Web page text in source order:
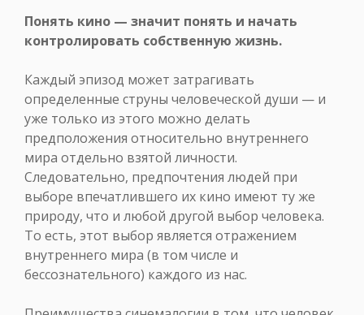
Понять кино — значит понять и начать
контролировать собственную жизнь.
Каждый эпизод может затрагивать
определенные струны человеческой души — и
уже только из этого можно делать
предположения относительно внутреннего
мира отдельно взятой личности.
Следовательно, предпочтения людей при
выборе впечатлившего их кино имеют ту же
природу, что и любой другой выбор человека.
То есть, этот выбор является отражением
внутреннего мира (в том числе и
бессознательного) каждого из нас.